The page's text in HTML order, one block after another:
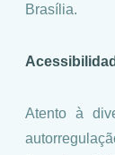
Brasília.
Atento à